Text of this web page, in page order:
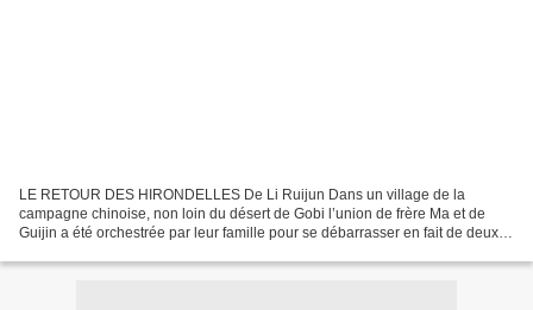
LE RETOUR DES HIRONDELLES De Li Ruijun Dans un village de la
campagne chinoise, non loin du désert de Gobi l’union de frère Ma et de
Guijin a été orchestrée par leur famille pour se débarrasser en fait de deux